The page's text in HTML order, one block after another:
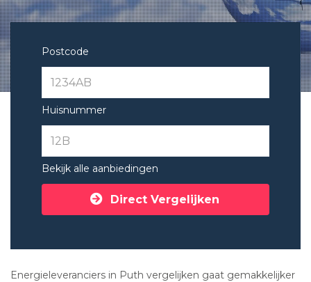
Postcode
Huisnummer
Bekijk alle aanbiedingen
Direct Vergelijken
Energieleveranciers in Puth vergelijken gaat gemakkelijker